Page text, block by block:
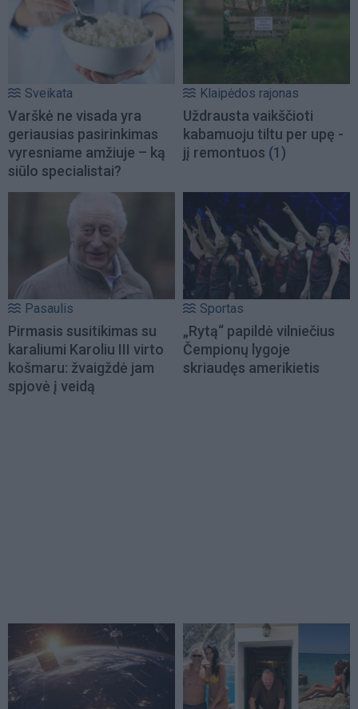
Sveikata
Varškė ne visada yra
geriausias pasirinkimas
vyresniame amžiuje – ką
siūlo specialistai?
Klaipėdos rajonas
Uždrausta vaikščioti
kabamuoju tiltu per upę -
jį remontuos (1)
Pasaulis
Pirmasis susitikimas su
karaliumi Karoliu III virto
košmaru: žvaigždė jam
spjovė į veidą
Sportas
„Rytą“ papildė vilniečius
Čempionų lygoje
skriaudęs amerikietis